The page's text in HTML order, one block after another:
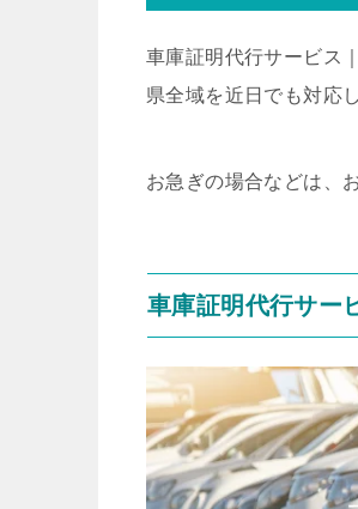
車庫証明代行サービス
県全域を近日でも対応
お急ぎの場合などは、
車庫証明代行サー